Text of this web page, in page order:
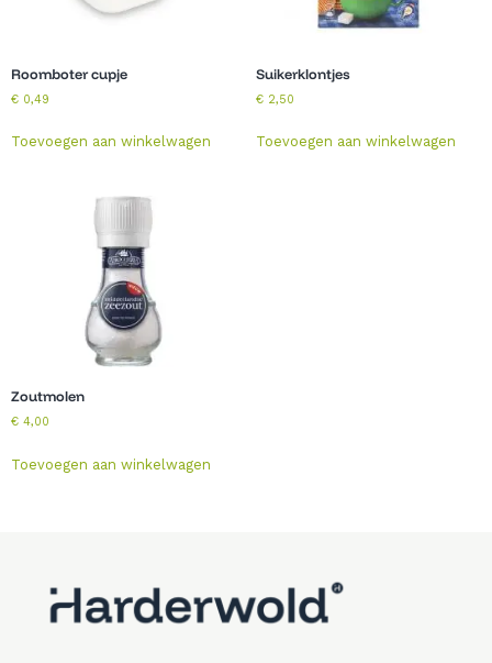
Roomboter cupje
€ 0,49
Toevoegen aan winkelwagen
Suikerklontjes
€2,50
Toevoegen aan winkelwagen
Zoutmolen
€ 4,00
Toevoegen aan winkelwagen